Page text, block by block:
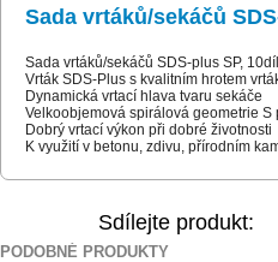
Sada vrtáků/sekáčů
Sada vrtáků/sekáčů SDS-plus SP,
Vrták SDS-Plus s kvalitním hrotem
Dynamická vrtací hlava tvaru sekáče
Velkoobjemová spirálová geometrie S
Dobrý vrtací výkon při dobré životnosti
K využití v betonu, zdivu, přírodním
Sdílejte produkt:
PODOBNÉ PRODUKTY